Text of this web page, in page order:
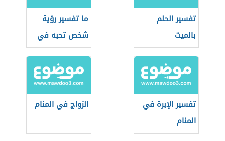
تفسير الحلم
بالميت
ما تفسير رؤية
شخص تحبه في
المنام؟
تفسير الإبرة في
المنام
الزواج في المنام